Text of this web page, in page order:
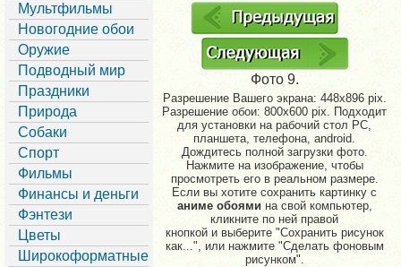
Мультфильмы
Новогодние обои
Оружие
Подводный мир
Праздники
Природа
Собаки
Спорт
Фильмы
Финансы и деньги
Фэнтези
Цветы
Широкоформатные
Фото 9.
Разрешение Вашего экрана: 448x896 pix.
Разрешение обои: 800x600 pix. Подходит
для установки на рабочий стол PC,
планшета, телефона, android.
Дождитесь полной загрузки фото.
Нажмите на изображение, чтобы
просмотреть его в реальном размере.
Если вы хотите сохранить картинку с
аниме обоямина свой компьютер,
кликните по ней правой
кнопкой и выберите "Сохранить рисунок
как...", или нажмите "Сделать фоновым
рисунком".